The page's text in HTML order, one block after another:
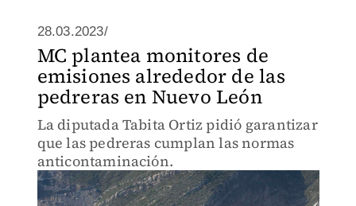
28.03.2023/
MC plantea monitores de
emisiones alrededor de las
pedreras en Nuevo León
La diputada Tabita Ortiz pidió garantizar
que las pedreras cumplan las normas
anticontaminación.